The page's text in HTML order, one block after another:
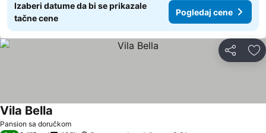
Izaberi datume da bi se prikazale
tačne cene
Pogledaj cene
Deli
Pansion sa doručkom
Vila Bella